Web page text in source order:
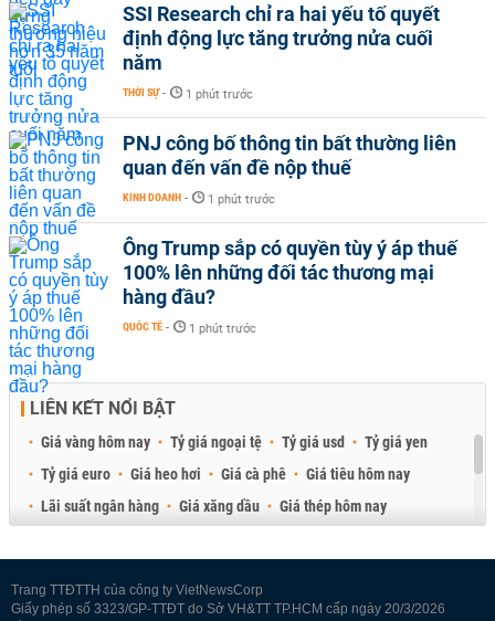
SSI Research chỉ ra hai yếu tố quyết
định động lực tăng trưởng nửa cuối
năm
THỜI SỰ - 1 phút trước
PNJ công bố thông tin bất thường liên
quan đến vấn đề nộp thuế
KINH DOANH - 1 phút trước
Ông Trump sắp có quyền tùy ý áp thuế
100% lên những đối tác thương mại
hàng đầu?
QUỐC TẾ - 1 phút trước
LIÊN KẾT NỔI BẬT
Giá vàng hôm nay Tỷ giá ngoại tệ Tỷ giá usd
Tỷ giá yen
Tỷ giá euro
Giá heo hơi Giá cà phê
Giá tiêu hôm nay
Lãi suất ngân hàng
Giá xăng dầu
Giá thép hôm nay
Trang TTĐTTH của công ty VietNewsCorp
Giấy phép số 3323/GP-TTĐT do Sở VH&TT TP.HCM cấp ngày 20/3/2026